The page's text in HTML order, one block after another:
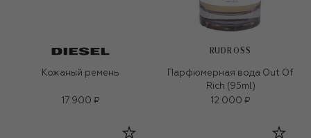
Кожаный ремень
17 900 ₽
RUDROSS
Парфюмерная вода Out Of
Rich (95ml)
12 000 ₽